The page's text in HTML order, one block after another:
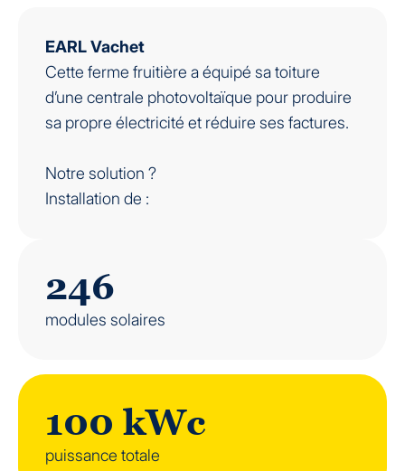
EARL Vachet
Cette ferme fruitière a équipé sa toiture
d’une centrale photovoltaïque pour produire
sa propre électricité et réduire ses factures.
Notre solution ?
Installation de :
246
modules solaires
100 kWc
puissance totale